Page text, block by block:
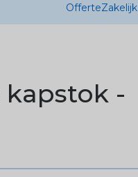
OfferteZakelijk
-